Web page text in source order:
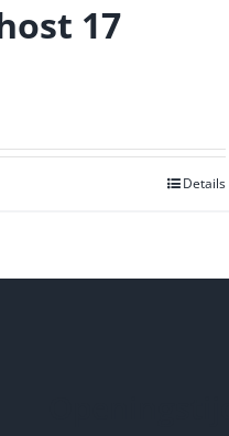
17
Details